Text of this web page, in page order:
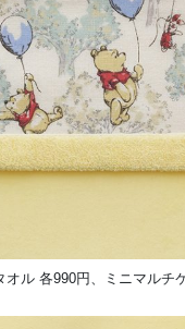
オル 各990円、ミニマル